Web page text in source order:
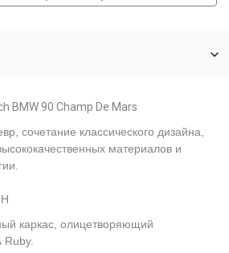
BMW 90 Champ De Mars
сочетание классического дизайна,
материалов и
каркас, олицетворяющий